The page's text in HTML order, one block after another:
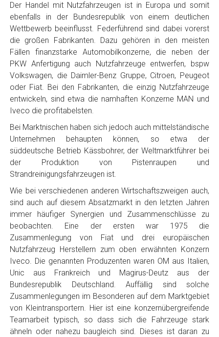
Der Handel mit Nutzfahrzeugen ist in Europa und somit
ebenfalls in der Bundesrepublik von einem deutlichen
Wettbewerb beeinflusst. Federführend sind dabei vorerst
die großen Fabrikanten. Dazu gehören in den meisten
Fällen finanzstarke Automobilkonzerne, die neben der
PKW Anfertigung auch Nutzfahrzeuge entwerfen, bspw
Volkswagen, die Daimler-Benz Gruppe, Citroen, Peugeot
oder Fiat. Bei den Fabrikanten, die einzig Nutzfahrzeuge
entwickeln, sind etwa die namhaften Konzerne MAN und
Iveco die profitabelsten.
Bei Marktnischen haben sich jedoch auch mittelständische
Unternehmen behaupten können, so etwa der
süddeutsche Betrieb Kässbohrer, der Weltmarktführer bei
der Produktion von Pistenraupen und
Strandreinigungsfahrzeugen ist.
Wie bei verschiedenen anderen Wirtschaftszweigen auch,
sind auch auf diesem Absatzmarkt in den letzten Jahren
immer häufiger Synergien und Zusammenschlüsse zu
beobachten. Eine der ersten war 1975 die
Zusammenlegung von Fiat und drei europäischen
Nutzfahrzeug Herstellern zum oben erwähnten Konzern
Iveco. Die genannten Produzenten waren OM aus Italien,
Unic aus Frankreich und Magirus-Deutz aus der
Bundesrepublik Deutschland. Auffällig sind solche
Zusammenlegungen im Besonderen auf dem Marktgebiet
von Kleintransportern. Hier ist eine konzernübergreifende
Teamarbeit typisch, so dass sich die Fahrzeuge stark
ähneln oder nahezu baugleich sind. Dieses ist daran zu